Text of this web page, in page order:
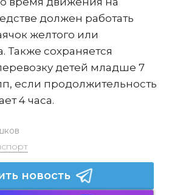
должен работать
желтого или
Также сохраняется
детей младше 7
если продолжительность
4 часа.
новость